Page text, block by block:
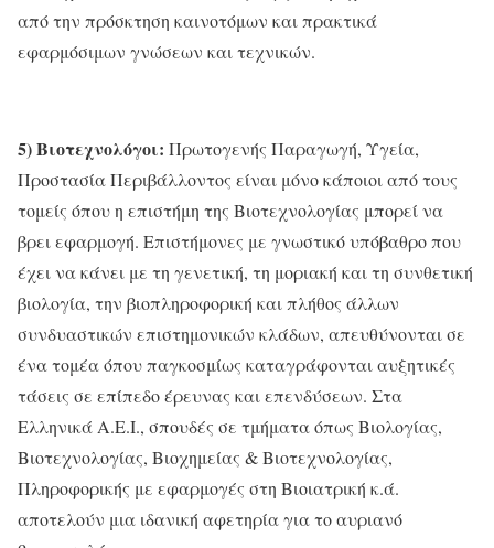
από την πρόσκτηση καινοτόμων και πρακτικά
εφαρμόσιμων γνώσεων και τεχνικών.
5) Βιοτεχνολόγοι: Πρωτογενής Παραγωγή, Υγεία,
Προστασία Περιβάλλοντος είναι μόνο κάποιοι από τους
τομείς όπου η επιστήμη της Βιοτεχνολογίας μπορεί να
βρει εφαρμογή. Επιστήμονες με γνωστικό υπόβαθρο που
έχει να κάνει με τη γενετική, τη μοριακή και τη συνθετική
βιολογία, την βιοπληροφορική και πλήθος άλλων
συνδυαστικών επιστημονικών κλάδων, απευθύνονται σε
ένα τομέα όπου παγκοσμίως καταγράφονται αυξητικές
τάσεις σε επίπεδο έρευνας και επενδύσεων. Στα
Ελληνικά Α.Ε.Ι., σπουδές σε τμήματα όπως Βιολογίας,
Βιοτεχνολογίας, Βιοχημείας & Βιοτεχνολογίας,
Πληροφορικής με εφαρμογές στη Βιοιατρική κ.ά.
αποτελούν μια ιδανική αφετηρία για το αυριανό